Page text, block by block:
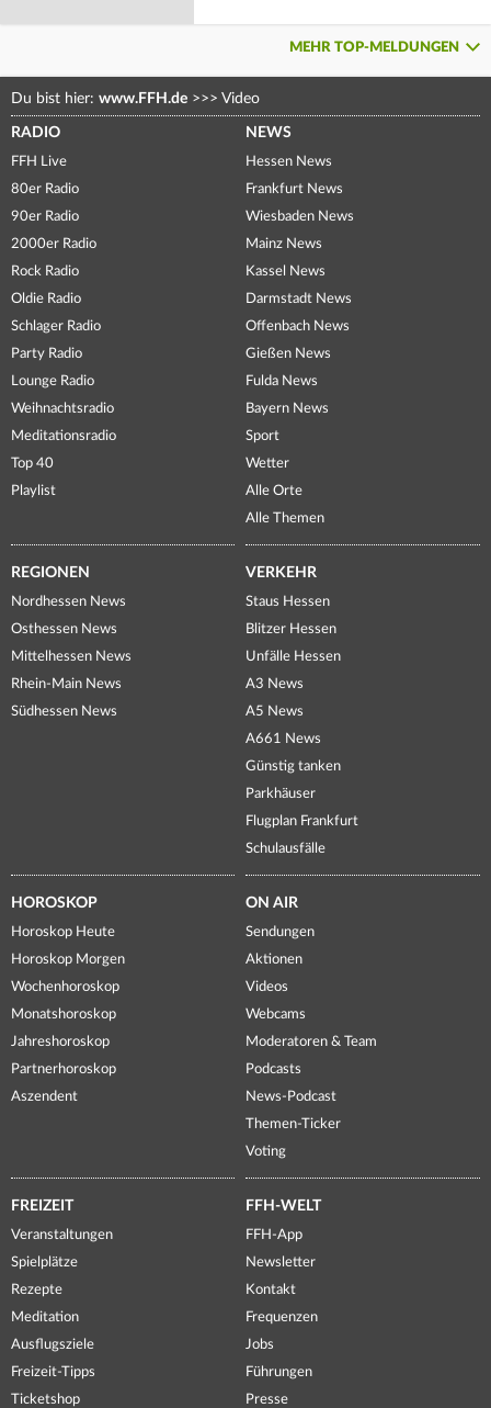
MEHR TOP-MELDUNGEN
Du bist hier: www.FFH.de >>> Video
RADIO
FFH Live
80er Radio
90er Radio
2000er Radio
Rock Radio
Oldie Radio
Schlager Radio
Party Radio
Lounge Radio
Weihnachtsradio
Meditationsradio
Top 40
Playlist
NEWS
Hessen News
Frankfurt News
Wiesbaden News
Mainz News
Kassel News
Darmstadt News
Offenbach News
Gießen News
Fulda News
Bayern News
Sport
Wetter
Alle Orte
Alle Themen
REGIONEN
Nordhessen News
Osthessen News
Mittelhessen News
Rhein-Main News
Südhessen News
VERKEHR
Staus Hessen
Blitzer Hessen
Unfälle Hessen
A3 News
A5 News
A661 News
Günstig tanken
Parkhäuser
Flugplan Frankfurt
Schulausfälle
HOROSKOP
Horoskop Heute
Horoskop Morgen
Wochenhoroskop
Monatshoroskop
Jahreshoroskop
Partnerhoroskop
Aszendent
ON AIR
Sendungen
Aktionen
Videos
Webcams
Moderatoren & Team
Podcasts
News-Podcast
Themen-Ticker
Voting
FREIZEIT
Veranstaltungen
Spielplätze
Rezepte
Meditation
Ausflugsziele
Freizeit-Tipps
Ticketshop
FFH-WELT
FFH-App
Newsletter
Kontakt
Frequenzen
Jobs
Führungen
Presse